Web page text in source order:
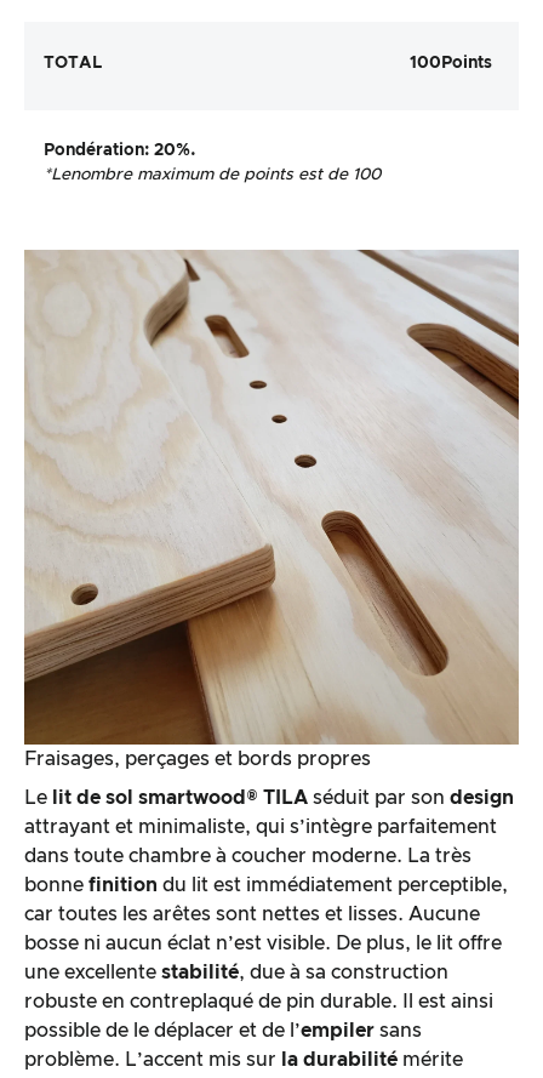
TOTAL 100 Points
Pondération: 20%.
*Lenombre maximum de points est de 100
Fraisages, perçages et bords propres
Le
lit de sol smartwood® TILA séduit par son design
attrayant et minimaliste, qui s’intègre parfaitement
dans toute chambre à coucher moderne. La très
bonne finition du lit est immédiatement perceptible,
car toutes les arêtes sont nettes et lisses. Aucune
bosse ni aucun éclat n’est visible. De plus, le lit offre
une excellente stabilité, due à sa construction
robuste en contreplaqué de pin durable. Il est ainsi
possible de le déplacer et de l’empiler sans
problème. L’accent mis sur
la durabilité mérite